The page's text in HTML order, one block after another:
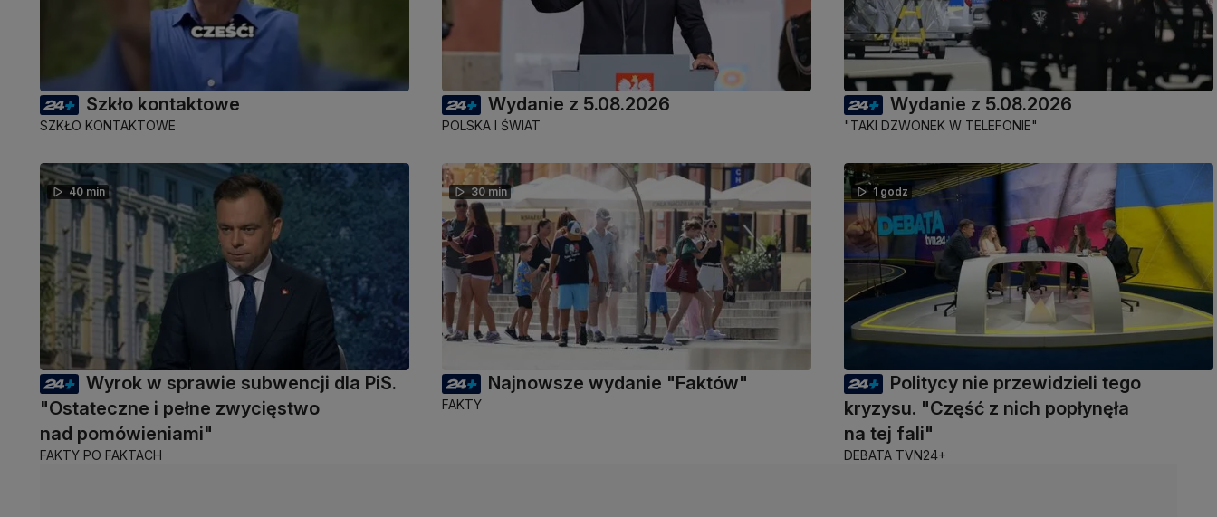
Szkło kontaktowe
SZKŁO KONTAKTOWE
Wydanie z 5.08.2026
POLSKA I ŚWIAT
Wydanie z 5.08.2026
"TAKI DZWONEK W TELEFONIE"
40 min
Wyrok w sprawie subwencji dla PiS.
"Ostateczne i pełne zwycięstwo
nad pomówieniami"
FAKTY PO FAKTACH
30 min
Najnowsze wydanie "Faktów"
FAKTY
1 godz
Politycy nie przewidzieli tego
kryzysu. "Część z nich popłynęła
na tej fali"
DEBATA TVN24+